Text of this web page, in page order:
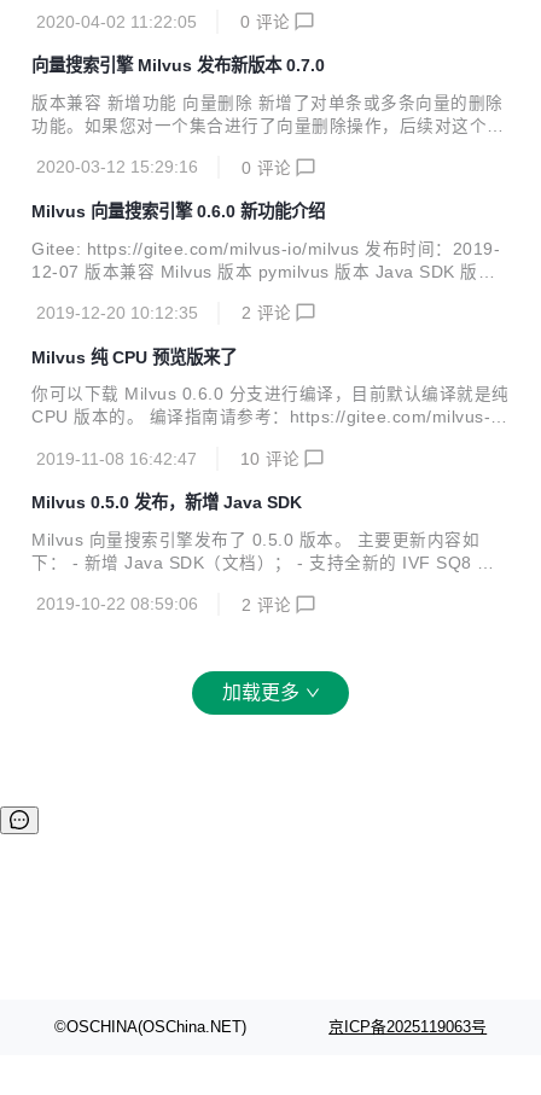
这是...
亦能满足用户的水平扩展需求。 | 版本兼容 | 新增功能 针对 F
rstructure）距离计算方式。这两种距离计算方式常用于化学
分子式的子结构和超结构搜索。 https://github.com/milvus-i
o/milvus/issues/1603 | 主要改进 改善了 Compact 操作的性
2020-04-02 11:22:05 0 评论
向量搜索引擎 Milvus 发布新版本 0.7.0
版本兼容 新增功能 向量删除 新增了对单条或多条向量的删除
功能。如果您对一个集合进行了向量删除操作，后续对这个集
at、IVFlat、IVFSQ8 等。Milvus 的后续版本将为其他索引类
量值的功能。#861 数据落盘与压缩 新增了数据落盘与压缩功
能。您可以设置定时落盘或者手动落盘，从而避免数据丢失。
如果一个段中的向量数据被删除，被删除的向量数据占据的空
间并不会自动释放。您可以对集合中的段进行压缩操作以释放
多余空间。#861#1426 运行时更改 Milvus 服务端参数...
2020-03-12 15:29:16 0 评论
Milvus 向量搜索引擎 0.6.0 新功能介绍
Gitee: https://gitee.com/milvus-io/milvus 发布时间：2019-
12-07 版本兼容 Milvus 版本 pymilvus 版本 Java SDK 版本
在之前的版本，我们只提供了 GPU 版本的 Milvus。为了降低
持 GPU 两个版本的 Docker 镜像。CPU 版适合百万级数据的
查询，而 GPU 版在超大数据集搜索情况下性能优势更明显。
您也可以源码编译，但考虑到编译环境复...
2019-12-20 10:12:35 2 评论
Milvus 纯 CPU 预览版来了
你可以下载 Milvus 0.6.0 分支进行编译，目前默认编译就是纯
CPU 版本的。 编译指南请参考：https://gitee.com/milvus-i
译的时候可以加上 -m 选项以启用 Intel MKL 。 目前纯 CPU
型。 SDK： Java SDK：milvus-io/milvus-sdk-java 的maste
r分支 Python SDK：milvus-io/pymilvus 的master分支
2019-11-08 16:42:47 10 评论
Milvus 0.5.0 发布，新增 Java SDK
Milvus 向量搜索引擎发布了 0.5.0 版本。 主要更新内容如
下： - 新增 Java SDK（文档）； - 支持全新的 IVF SQ8 混
查询时的加载时间； - 为开源而进行的大量重构； 更多内容可
2019-10-22 08:59:06 2 评论
加载更多
©OSCHINA(OSChina.NET) 京ICP备2025119063号